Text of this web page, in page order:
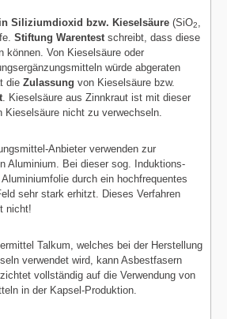
Siliziumdioxid bzw. Kieselsäure (SiO2
Stiftung Warentest schreibt, dass diese
können. Von Kieselsäure oder
würde abgeraten
die Zulassung von Kieselsäure bzw.
. Kieselsäure aus Zinnkraut ist mit dieser
Kieselsäure nicht zu verwechseln.
Anbieter verwenden zur
Aluminium. Bei dieser sog. Induktions-
durch ein hochfrequentes
sehr stark erhitzt. Dieses Verfahren
nicht!
Talkum, welches bei der Herstellung
verwendet wird, kann Asbestfasern
vollständig auf die Verwendung von
in der Kapsel-Produktion.